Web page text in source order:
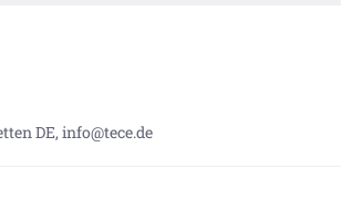
DE, info@tece.de